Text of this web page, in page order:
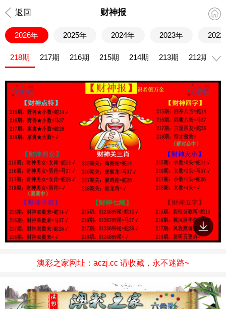
返回 财神报
2026年 2025年 2024年 2023年 2022
218期 217期 216期 215期 214期 213期 212期
澳彩之家网址：aczj.cc 请收藏，永不迷路~